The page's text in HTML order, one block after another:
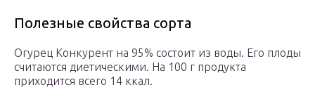
Полезные свойства сорта
Огурец Конкурент на 95% состоит из воды. Его плоды
считаются диетическими. На 100 г продукта
приходится всего 14 ккал.